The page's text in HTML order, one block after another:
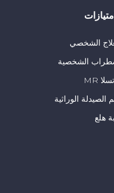
الشخصي
الشخصية
الصيدلة الوراثية
هلع